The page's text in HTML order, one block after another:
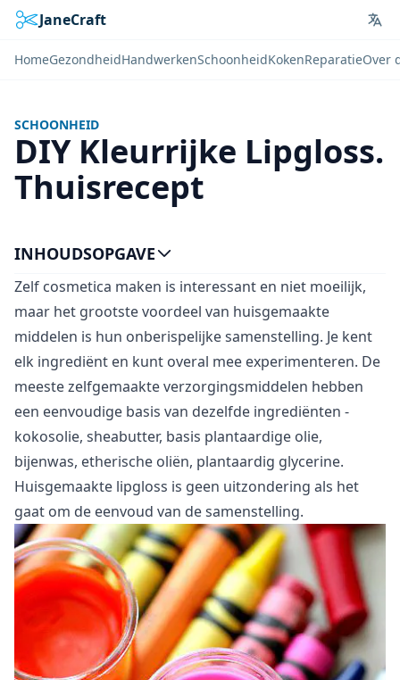
JaneCraft
HomeGezondheidHandwerkenSchoonheidKokenReparatieOver
SCHOONHEID
DIY Kleurrijke Lipgloss.
Thuisrecept
Zelf cosmetica maken is interessant en niet moeilijk,
maar het grootste voordeel van huisgemaakte
middelen is hun onberispelijke samenstelling. Je kent
elk ingrediënt en kunt overal mee experimenteren. De
meeste zelfgemaakte verzorgingsmiddelen hebben
een eenvoudige basis van dezelfde ingrediënten -
kokosolie, sheabutter, basis plantaardige olie,
bijenwas, etherische oliën, plantaardig glycerine.
Huisgemaakte lipgloss is geen uitzondering als het
gaat om de eenvoud van de samenstelling.
INHOUDSOPGAVE